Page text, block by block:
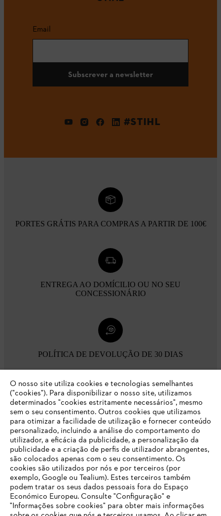
Email
Subscrever a newsletter
#STIHL
PORTES GRÁTIS PARA COMPRAS A PARTIR DE 100€
ENTREGA AO DOMÍCILIO OU NO SEU
CONCESSIONÁRIO
POLÍTICA DE DEVOLUÇÃO DE 30 DIAS
Opções de pagamento
Empresa
FAQs Loja Online
O nosso site utiliza cookies e tecnologias semelhantes
("cookies"). Para disponibilizar o nosso site, utilizamos
determinados "cookies estritamente necessários", mesmo
sem o seu consentimento. Outros cookies que utilizamos
para otimizar a facilidade de utilização e fornecer conteúdo
personalizado, incluindo a análise do comportamento do
utilizador, a eficácia da publicidade, a personalização da
publicidade e a criação de perfis de utilizador abrangentes,
são colocados apenas com o seu consentimento. Os
cookies são utilizados por nós e por terceiros (por
exemplo, Google ou Tealium). Estes terceiros também
podem tratar os seus dados pessoais fora do Espaço
Económico Europeu. Consulte "Configuração" e
"Informações sobre cookies" para obter mais informações